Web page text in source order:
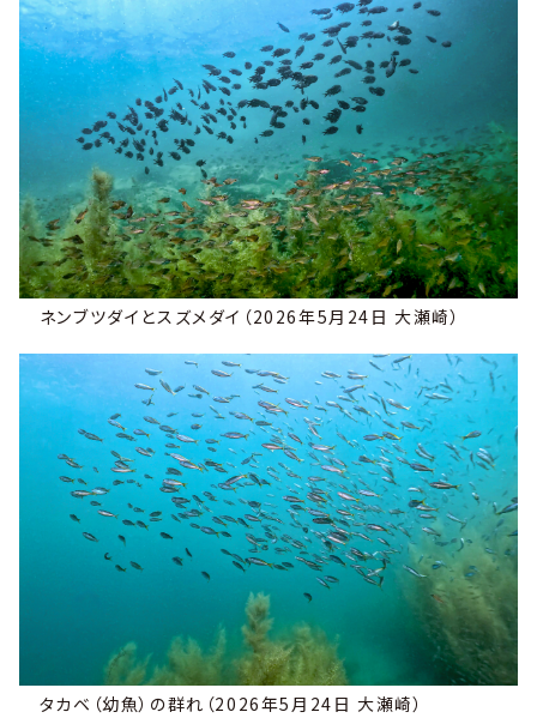
ネンブツダイとスズメダイ（2026年5月24日 大瀬崎）
タカベ（幼魚）の群れ（2026年5月24日 大瀬崎）